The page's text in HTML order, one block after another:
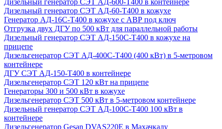
Дизельный генератор СЭТ АД-600-Т400 в контейнере
Дизельный генератор СЭТ АД-60-Т400 в кожухе
Генератор АД-16С-Т400 в кожухе с АВР под ключ
Отгрузка двух ДГУ по 500 кВт для параллельной работы
Дизельный генератор СЭТ АД-150С-Т400 в кожухе на
прицепе
Дизельгенератор СЭТ АД-400С-Т400 (400 кВт) в 5-метровом
контейнере
ДГУ СЭТ АД-150-Т400 в контейнере
Дизельгенератор СЭТ 120 кВт на прицепе
Генераторы 300 и 500 кВт в кожухе
Дизельгенератор СЭТ 500 кВт в 5-метровом контейнере
Дизельный генератор СЭТ АД-100С-Т400 100 кВт в
контейнере
Дизельгенератор Gesan DVAS220E в Махачкалу